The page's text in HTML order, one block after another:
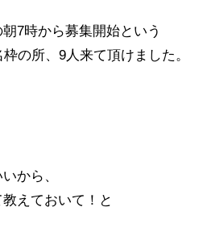
7時から募集開始という
の所、9人来て頂けました。
から、
えておいて！と